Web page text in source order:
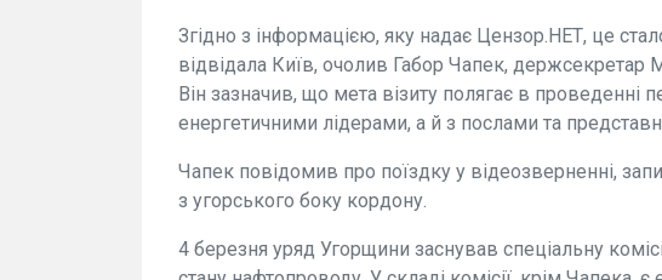
Згідно з інформацією, яку надає Цензор.НЕТ, це
відвідала Київ, очолив Габор Чапек, держсекретар
Він зазначив, що мета візиту полягає в проведенні
енергетичними лідерами, а й з послами та
Чапек повідомив про поїздку у відеозверненні,
з угорського боку кордону.
4 березня уряд Угорщини заснував спеціальну